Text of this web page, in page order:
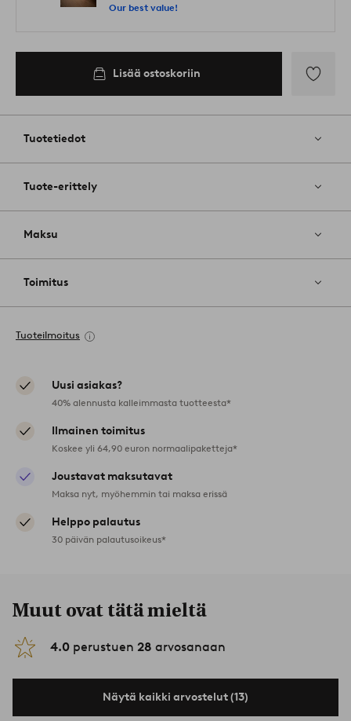
Our best value!
Lisää ostoskoriin
Tuotetiedot
Tuote-erittely
Maksu
Toimitus
Tuoteilmoitus
Uusi asiakas?
40% alennusta kalleimmasta tuotteesta*
Ilmainen toimitus
Koskee yli 64,90 euron normaalipaketteja*
Joustavat maksutavat
Maksa nyt, myöhemmin tai maksa erissä
Helppo palautus
30 päivän palautusoikeus*
Muut ovat tätä mieltä
4.0 perustuen 28 arvosanaan
Näytä kaikki arvostelut (13)